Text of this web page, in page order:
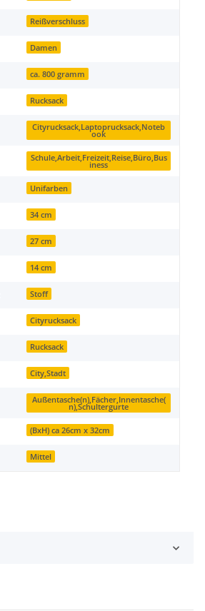
Reißverschluss
Damen
ca. 800 gramm
Rucksack
Cityrucksack,Laptoprucksack,Noteb
ook
Schule,Arbeit,Freizeit,Reise,Büro,Bus
iness
Unifarben
34 cm
27 cm
14 cm
Stoff
Cityrucksack
Rucksack
City,Stadt
Außentasche(n),Fächer,Innentasche(
n),Schultergurte
(BxH) ca 26cm x 32cm
Mittel